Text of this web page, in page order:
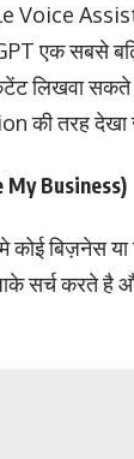
Voice
एक सबसे
लिखवा
की तरह देखा
My Business)
बिज़नेस या
सर्च करते है